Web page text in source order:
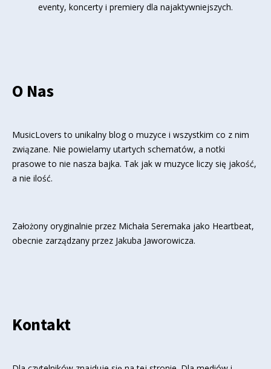
eventy, koncerty i premiery dla najaktywniejszych.
O Nas
MusicLovers to unikalny blog o muzyce i wszystkim co z nim
związane. Nie powielamy utartych schematów, a notki
prasowe to nie nasza bajka. Tak jak w muzyce liczy się jakość,
a nie ilość.
Założony oryginalnie przez Michała Seremaka jako Heartbeat,
obecnie zarządzany przez Jakuba Jaworowicza.
Kontakt